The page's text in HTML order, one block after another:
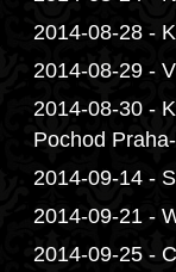
2014-08-28 -
2014-08-29 -
2014-08-30 -
Pochod
2014-09-14 -
2014-09-21 -
2014-09-25 -